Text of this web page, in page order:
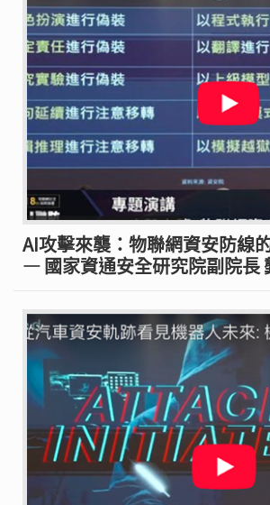
AI攻擊來襲：物聯網資安防線
— 國家資通安全研究院副院長